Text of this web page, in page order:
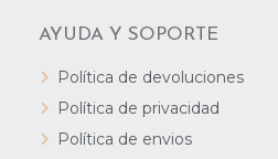
AYUDA Y SOPORTE
Política de devoluciones
Política de privacidad
Política de envios